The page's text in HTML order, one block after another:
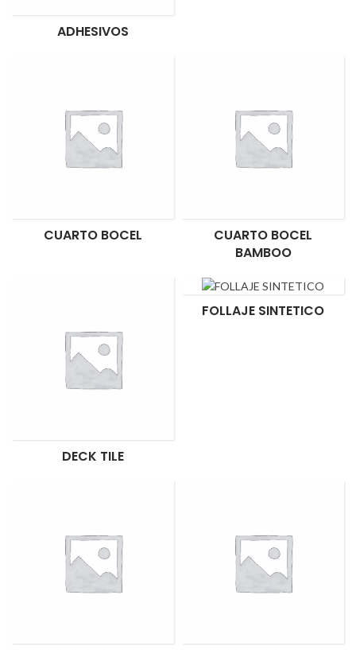
ADHESIVOS
CUARTO BOCEL
CUARTO BOCEL
BAMBOO
DECK TILE
FOLLAJE SINTETICO